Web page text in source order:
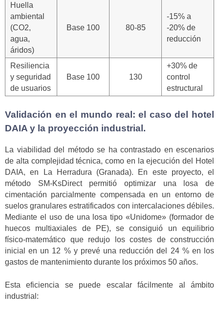
Huella
ambiental
(CO2,
agua,
áridos)
Base 100 80-85
-15% a
-20% de
reducción
Resiliencia
y seguridad
de usuarios
Base 100 130
+30% de
control
estructural
Validación en el mundo real: el caso del hotel
DAIA y la proyección industrial.
La viabilidad del método se ha contrastado en escenarios
de alta complejidad técnica, como en la ejecución del Hotel
DAIA, en La Herradura (Granada). En este proyecto, el
método SM-KsDirect permitió optimizar una losa de
cimentación parcialmente compensada en un entorno de
suelos granulares estratificados con intercalaciones débiles.
Mediante el uso de una losa tipo «Unidome» (formador de
huecos multiaxiales de PE), se consiguió un equilibrio
físico-matemático que redujo los costes de construcción
inicial en un 12 % y prevé una reducción del 24 % en los
gastos de mantenimiento durante los próximos 50 años.
Esta eficiencia se puede escalar fácilmente al ámbito
industrial: